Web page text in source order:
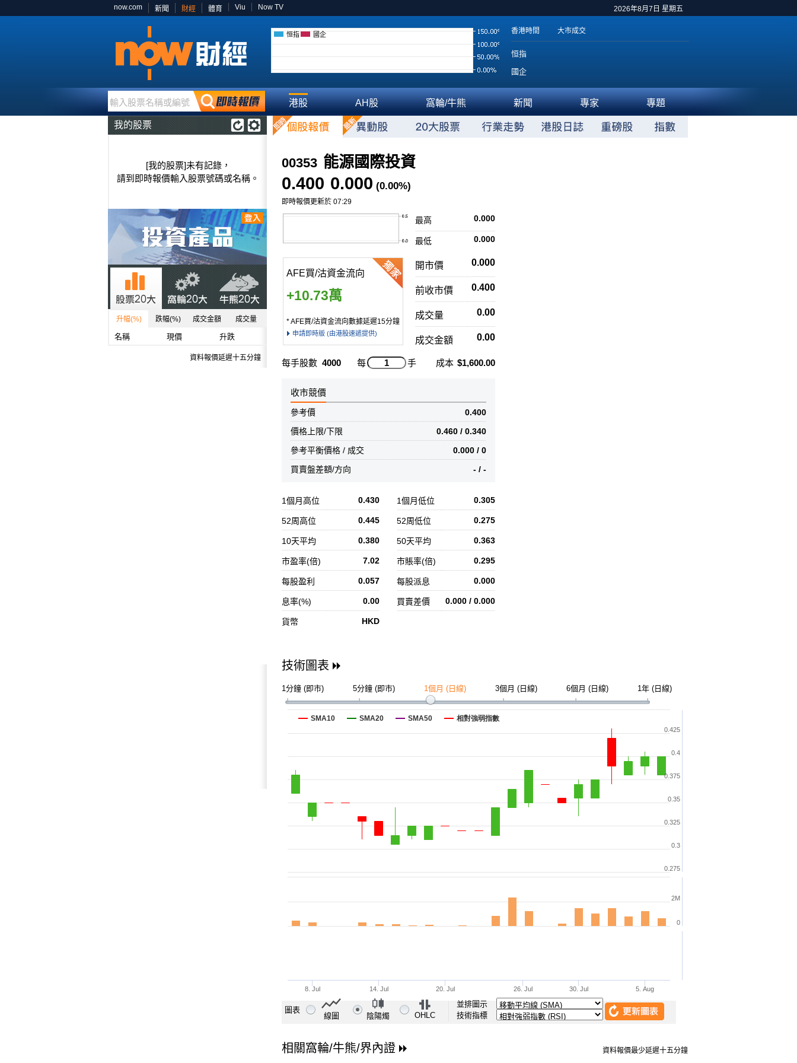
2026年8月7日 星期五
now.com 新聞 財經 體育 Viu Now TV
恒指 國企 香港時間 大市成交
恒指
國企
輸入股票名稱或編號 港股 AH股 窩輪/牛熊 新聞 專家 專題
我的股票
[我的股票]未有記錄，
請到即時報價輸入股票號碼或名稱。
升幅(%) 跌幅(%) 成交金額 成交量
名稱 現價 升跌
資料報價延遲十五分鐘
00353 能源國際投資
0.400 0.000 (0.00%)
即時報價更新於 07:29
0.000
最高
0.000
最低
AFE買/沽資金流向
+10.73萬
* AFE買/沽資金流向數據延遲15分鐘
申請即時版 (由港股速遞提供)
開市價 0.000
前收市價 0.400
成交量 0.00
成交金額 0.00
每手股數 4000 每 手 成本 $1,600.00
收市競價
0.400
參考價
0.460 / 0.340
價格上限/下限
0.000 / 0
參考平衡價格 / 成交
- / -
買賣盤差額/方向
1個月高位 0.430 1個月低位 0.305
52周高位 0.445 52周低位 0.275
10天平均 0.380 50天平均 0.363
市盈率(倍) 7.02 市賬率(倍) 0.295
每股盈利 0.057 每股派息 0.000
息率(%) 0.00 買賣差價 0.000 / 0.000
貨幣 HKD
技術圖表
1分鐘 (即市) 5分鐘 (即市) 1個月 (日線) 3個月 (日線) 6個月 (日線) 1年 (日線)
圖表
線圖 陰陽燭 OHLC
並排圖示
技術指標
資料報價最少延遲十五分鐘
相關窩輪/牛熊/界內證